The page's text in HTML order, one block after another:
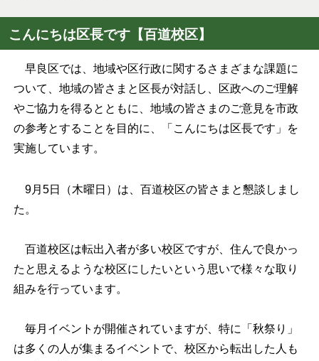
こんにちは区長です【百道校区】
早良区では、地域や区行政に関するさまざまな課題に
ついて、地域の皆さまと区長が対話し、区政へのご理解
やご協力を得るとともに、地域の皆さまのご意見を市政
の参考とすることを目的に、「こんにちは区長です」を
実施しています。
9月5日（木曜日）は、百道校区の皆さまと懇談しまし
た。
百道校区は転出入者が多い校区ですが、住んで良かっ
たと思えるような校区にしたいという思いで様々な取り
組みを行っています。
毎月イベントが開催されていますが、特に「秋祭り」
は多くの人が集まるイベントで、校区から転出した人も